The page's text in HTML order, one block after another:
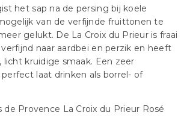
het sap na de persing bij koele
van de verfijnde fruittonen te
gelukt. De La Croix du Prieur is fraai
naar aardbei en perzik en heeft
kruidige smaak. Een zeer
laat drinken als borrel- of